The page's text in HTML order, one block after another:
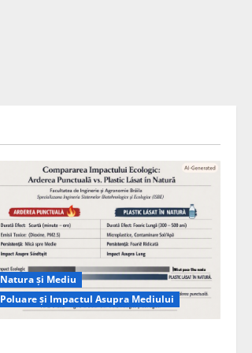
Natura și Mediu
Poluare și Impactul Asupra Mediului